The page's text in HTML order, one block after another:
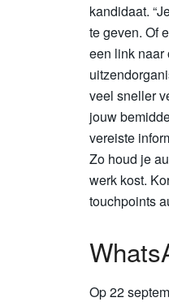
kandidaat.
te geven. Of
een link naar
veel sneller
jouw
vereiste
Zo houd je
werk kost.
touchpoints
Op 22